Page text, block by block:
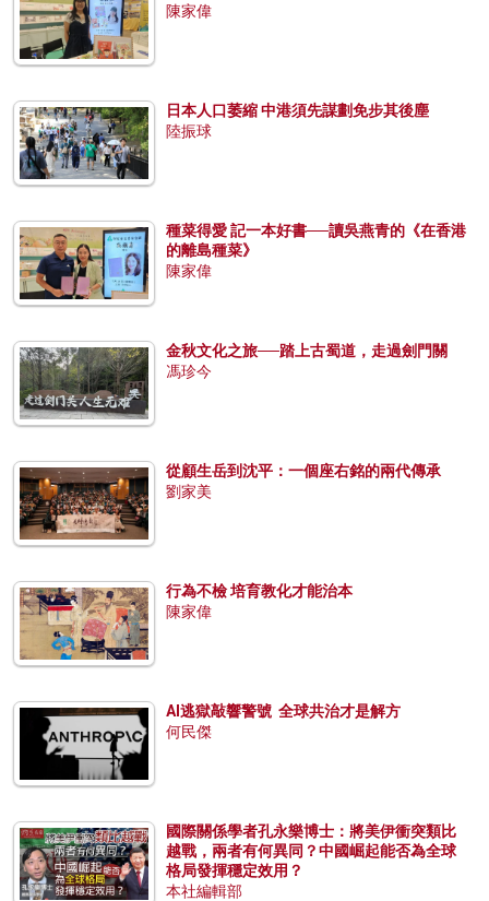
陳家偉
日本人口萎縮 中港須先謀劃免步其後塵
陸振球
種菜得愛 記一本好書──讀吳燕青的《在香港
的離島種菜》
陳家偉
金秋文化之旅──踏上古蜀道，走過劍門關
馮珍今
從顧生岳到沈平：一個座右銘的兩代傳承
劉家美
行為不檢 培育教化才能治本
陳家偉
AI逃獄敲響警號 全球共治才是解方
何民傑
國際關係學者孔永樂博士：將美伊衝突類比
越戰，兩者有何異同？中國崛起能否為全球
格局發揮穩定效用？
本社編輯部